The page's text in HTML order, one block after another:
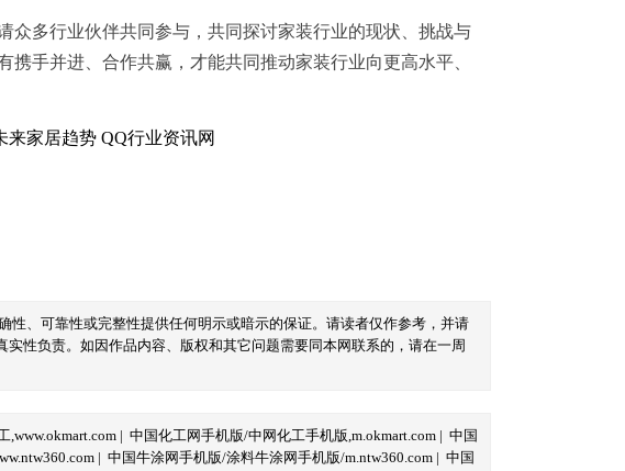
众多行业伙伴共同参与，共同探讨家装行业的现状、挑战与
手并进、合作共赢，才能共同推动家装行业向更高水平、
性、可靠性或完整性提供任何明示或暗示的保证。请读者仅作参考，并请
性负责。如因作品内容、版权和其它问题需要同本网联系的，请在一周
,www.okmart.com | 中国化工网手机版/中网化工手机版,m.okmart.com | 中国
| 中国牛涂网手机版/涂料牛涂网手机版/m.ntw360.com | 中国